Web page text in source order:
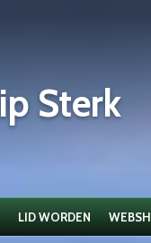
Sterk
LID WORDEN